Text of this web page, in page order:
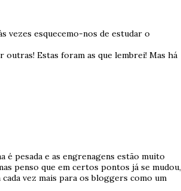
vezes esquecemo-nos de estudar o
outras! Estas foram as que lembrei! Mas há
é pesada e as engrenagens estão muito
penso que em certos pontos já se mudou,
vez mais para os bloggers como um